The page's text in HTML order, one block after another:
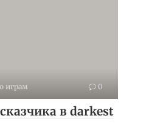
играм 0
в darkest